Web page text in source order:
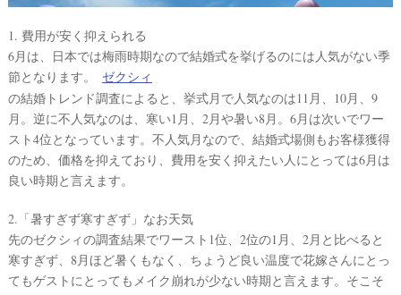
1. 費用が安く抑えられる
6月は、日本では梅雨時期なので結婚式を挙げるのには人気がない季
節となります。
ゼクシィ
の結婚トレンド調査によると、挙式月で人気なのは11月、10月、9
月。逆に不人気なのは、寒い1月、2月や暑い8月。6月は次いでワー
スト4位となっています。不人気月なので、結婚式場側もお客様獲得
のため、価格を抑えており、費用を安く抑えたい人にとっては6月は
良い時期と言えます。
2.「暑すぎず寒すぎず」なお天気
先のゼクシィの調査結果でワースト1位、2位の1月、2月と比べると
寒すぎず、8月ほど暑くもなく、ちょうど良い温度で花嫁さんにとっ
てもゲストにとってもメイク崩れが少ない時期と言えます。そこそ
結
婚
の
段
取
り